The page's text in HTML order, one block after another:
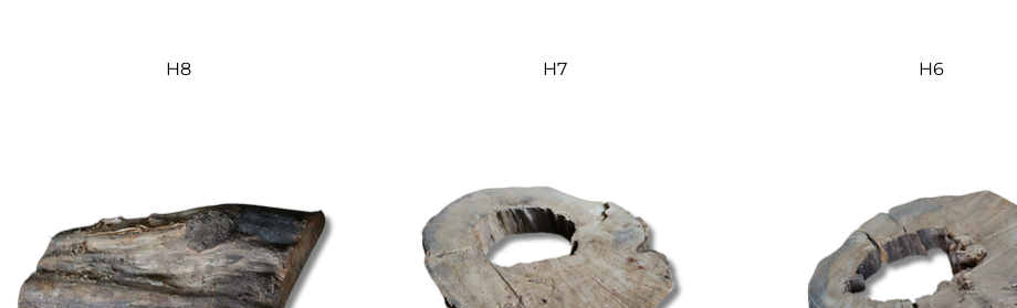
Quick View
H8 Quick View
H7 Quick View
H6